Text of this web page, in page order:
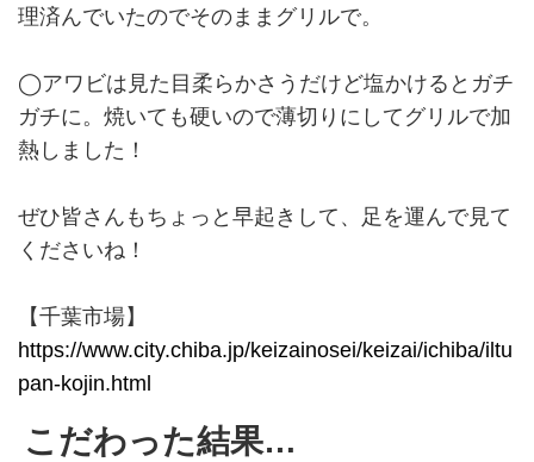
理済んでいたのでそのままグリルで。
◯アワビは見た目柔らかさうだけど塩かけるとガチ
ガチに。焼いても硬いので薄切りにしてグリルで加
熱しました！
ぜひ皆さんもちょっと早起きして、足を運んで見て
くださいね！
【千葉市場】
https://www.city.chiba.jp/keizainosei/keizai/ichiba/iltu
pan-kojin.html
こだわった結果…